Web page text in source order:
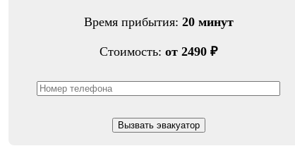
Время прибытия: 20 минут
Стоимость:от 2490 ₽